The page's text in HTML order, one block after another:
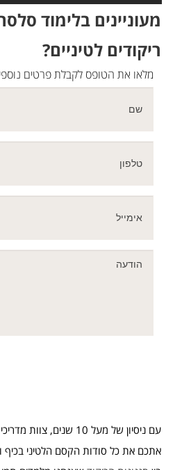
מעוניינים בלימוד
ריקודים לטיניים?
מלאו את הטופס לקבלת פרטים
אתכם את כל סודות הקסם הלטיני בכיף